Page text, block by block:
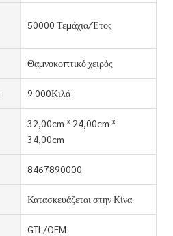
50000 Τεμάχια/Έτος
Θαμνοκοπτικό χειρός
9.000Κιλά
32,00cm * 24,00cm *
34,00cm
8467890000
Κατασκευάζεται στην Κίνα
GTL/OEM